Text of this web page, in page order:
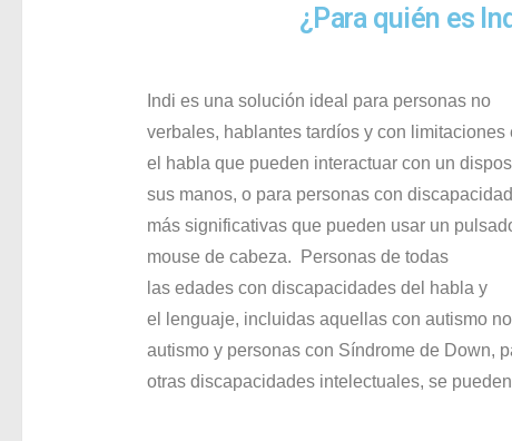
¿Para quién es
Indi es una solución ideal para personas no
verbales, hablantes tardíos y con limitaciones
el
habla que pueden interactuar con un
sus manos, o para personas con
más significativas que pueden usar un
mouse de cabeza. Personas de todas
las edades con discapacidades del habla y
el
lenguaje, incluidas aquellas con autismo
autismo y personas con Síndrome de Down,
otras discapacidades intelectuales, se pueden